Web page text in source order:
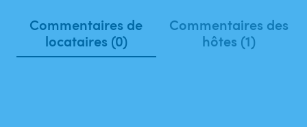
Commentaires de
locataires (0)
Commentaires des
hôtes (1)